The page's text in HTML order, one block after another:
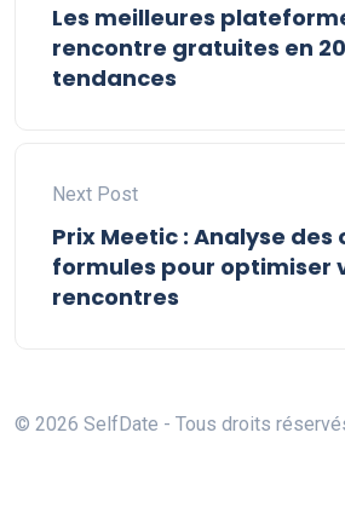
Les meilleures
rencontre gratuites en
tendances
Next Post
Prix Meetic : Analyse
formules pour optimiser
rencontres
© 2026 SelfDate - Tous droits